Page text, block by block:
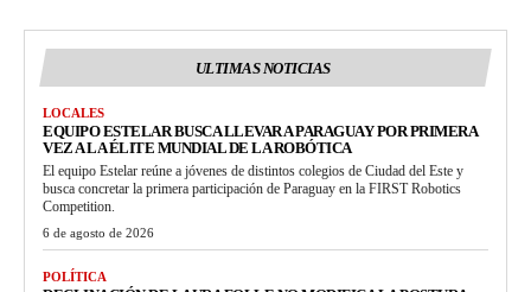
ULTIMAS NOTICIAS
LOCALES
EQUIPO ESTELAR BUSCA LLEVAR A PARAGUAY POR PRIMERA
VEZ A LA ÉLITE MUNDIAL DE LA ROBÓTICA
El equipo Estelar reúne a jóvenes de distintos colegios de Ciudad del Este y
busca concretar la primera participación de Paraguay en la FIRST Robotics
Competition.
6 de agosto de 2026
POLÍTICA